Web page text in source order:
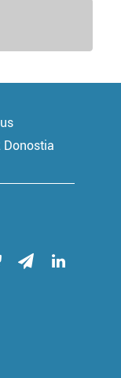
hori
Donostia